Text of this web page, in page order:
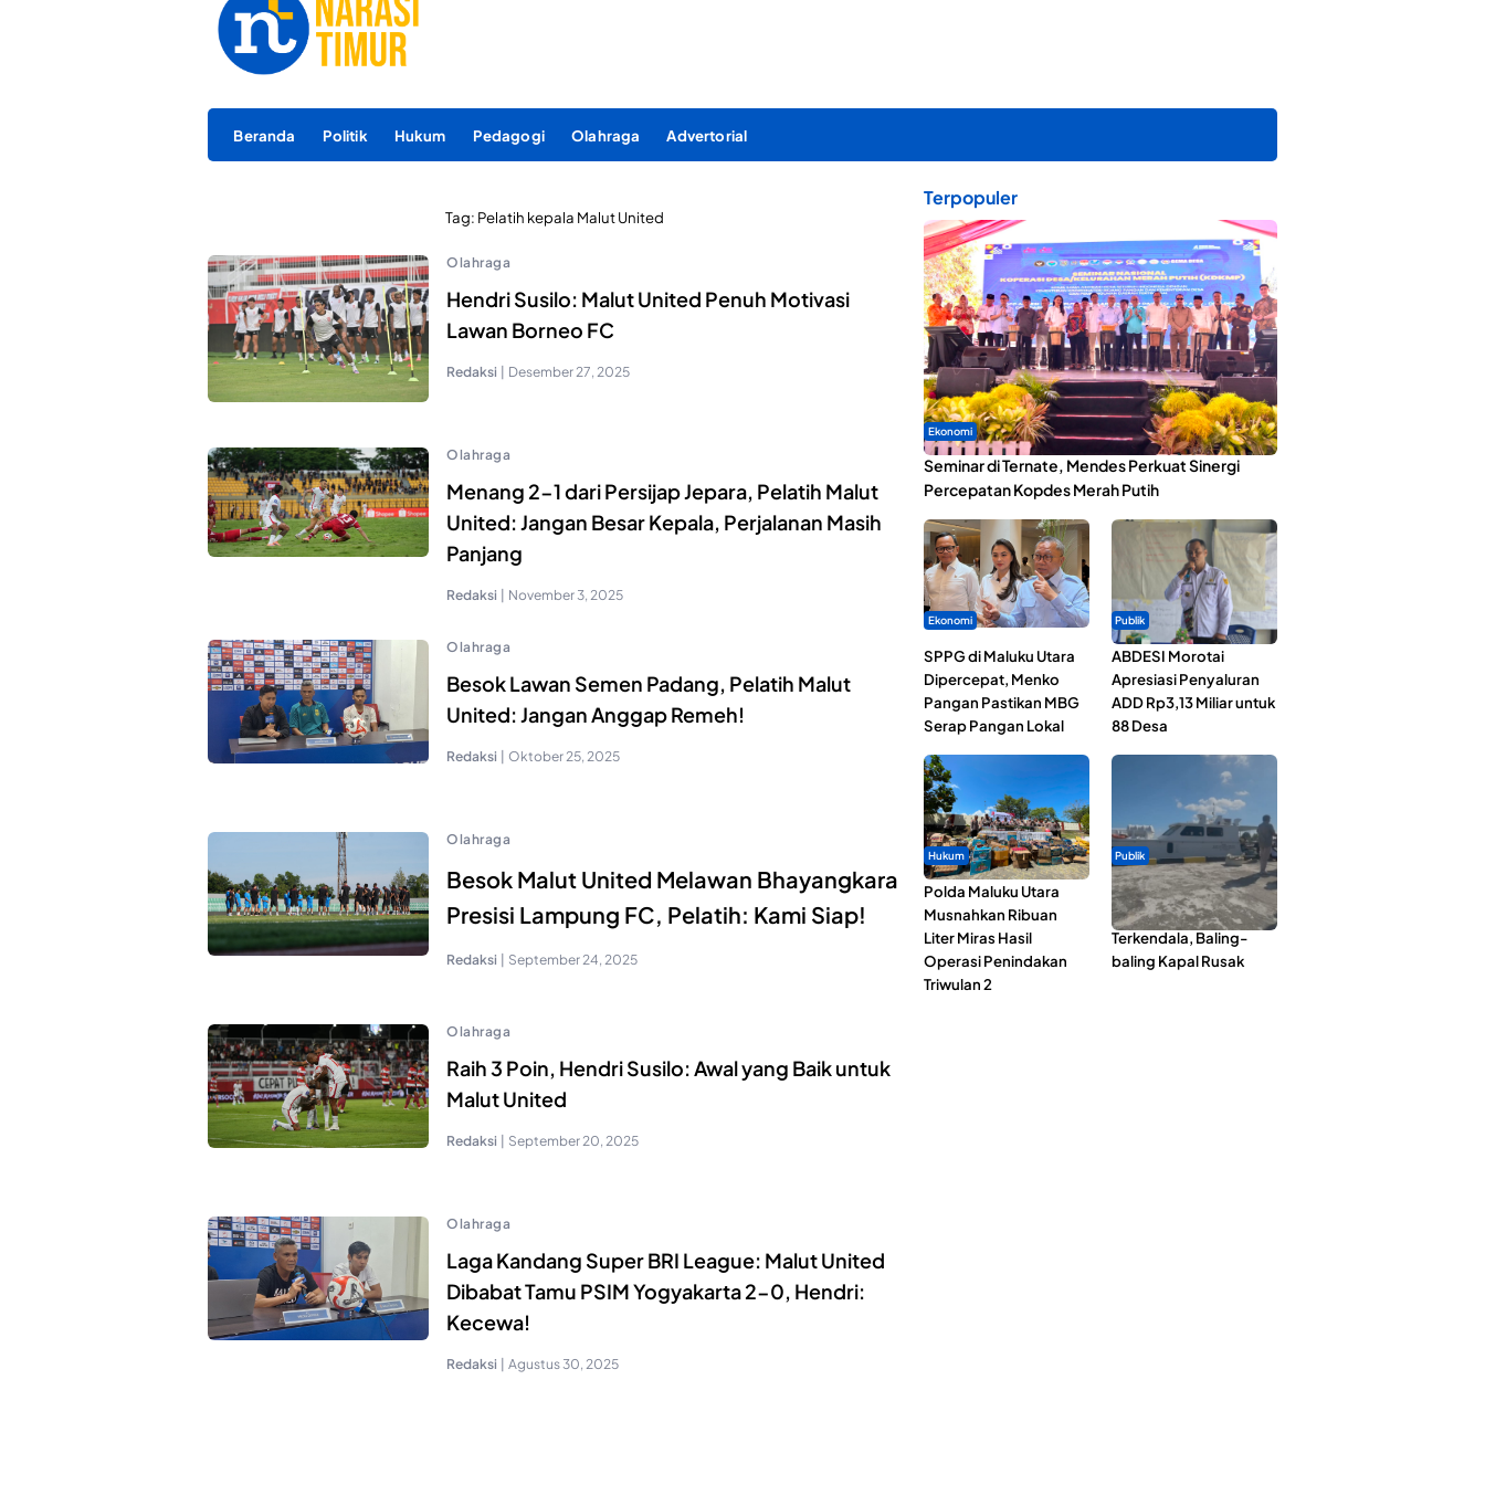
Beranda Politik Hukum Pedagogi Olahraga Advertorial
Tag: Pelatih kepala Malut United
Olahraga
Hendri Susilo: Malut United Penuh Motivasi
Lawan Borneo FC
Redaksi | Desember 27, 2025
Olahraga
Menang 2-1 dari Persijap Jepara, Pelatih Malut
United: Jangan Besar Kepala, Perjalanan Masih
Panjang
Redaksi | November 3, 2025
Olahraga
Besok Lawan Semen Padang, Pelatih Malut
United: Jangan Anggap Remeh!
Redaksi | Oktober 25, 2025
Olahraga
Besok Malut United Melawan Bhayangkara
Presisi Lampung FC, Pelatih: Kami Siap!
Redaksi | September 24, 2025
Olahraga
Raih 3 Poin, Hendri Susilo: Awal yang Baik untuk
Malut United
Redaksi | September 20, 2025
Olahraga
Laga Kandang Super BRI League: Malut United
Dibabat Tamu PSIM Yogyakarta 2-0, Hendri:
Kecewa!
Redaksi | Agustus 30, 2025
Terpopuler
Ekonomi
Seminar di Ternate, Mendes Perkuat Sinergi
Percepatan Kopdes Merah Putih
Ekonomi
SPPG di Maluku Utara
Dipercepat, Menko
Pangan Pastikan MBG
Serap Pangan Lokal
Publik
ABDESI Morotai
Apresiasi Penyaluran
ADD Rp3,13 Miliar untuk
88 Desa
Hukum
Polda Maluku Utara
Musnahkan Ribuan
Liter Miras Hasil
Operasi Penindakan
Triwulan 2
Publik
Pelayaran Perdana KM
Dodola Express
Terkendala, Baling-
baling Kapal Rusak